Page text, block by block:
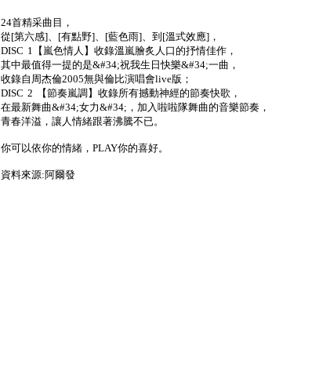
24首精采曲目，
從[第六感]、[有點野]、[藍色雨]、到[溫式效應]，
DISC 1【嵐色情人】收錄溫嵐膾炙人口的抒情佳作，
其中最值得一提的是&#34;祝我生日快樂&#34;一曲，
收錄自周杰倫2005無與倫比演唱會live版；
DISC 2 【節奏嵐調】收錄所有撼動神經的節奏快歌，
在最新舞曲&#34;女力&#34;，加入啦啦隊舞曲的音樂節奏，
青春洋溢，讓人情緒跟著沸騰不已。
你可以依你的情緒，PLAY你的喜好。
資料來源:阿爾發